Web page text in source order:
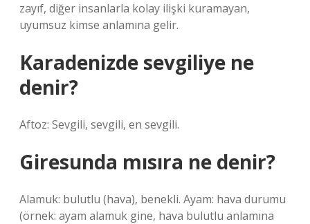
zayıf, diğer insanlarla kolay ilişki kuramayan,
uyumsuz kimse anlamına gelir.
Karadenizde sevgiliye ne
denir?
Aftoz: Sevgili, sevgili, en sevgili.
Giresunda mısıra ne denir?
Alamuk: bulutlu (hava), benekli. Ayam: hava durumu
(örnek: ayam alamuk gine, hava bulutlu anlamına